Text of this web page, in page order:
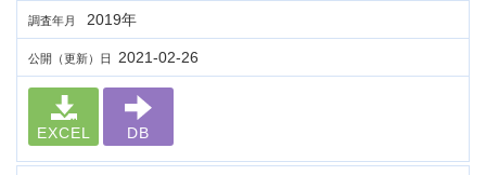
調査年月 2019年
公開（更新）日 2021-02-26
EXCEL DB